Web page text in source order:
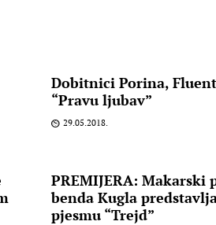
Dobitnici Porina,
“Pravu ljubav”
29.05.2018.
PREMIJERA: Makarski
benda Kugla
pjesmu “Trejd”